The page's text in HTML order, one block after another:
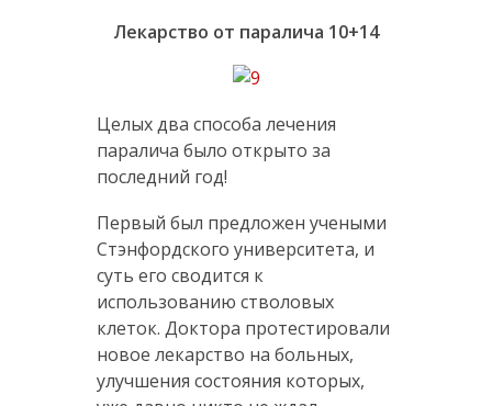
Лекарство от паралича 10+14
Целых два способа лечения
паралича было открыто за
последний год!
Первый был предложен учеными
Стэнфордского университета, и
суть его сводится к
использованию стволовых
клеток. Доктора протестировали
новое лекарство на больных,
улучшения состояния которых,